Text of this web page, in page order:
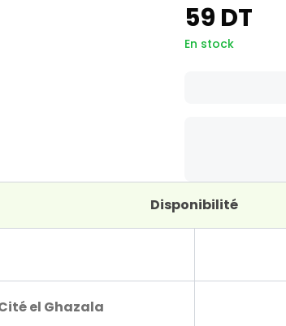
59 DT
En stock
Disponibilité
el Ghazala